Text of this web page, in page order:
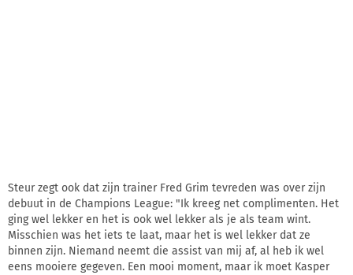
Steur zegt ook dat zijn trainer Fred Grim tevreden was over zijn
debuut in de Champions League: "Ik kreeg net complimenten. Het
ging wel lekker en het is ook wel lekker als je als team wint.
Misschien was het iets te laat, maar het is wel lekker dat ze
binnen zijn. Niemand neemt die assist van mij af, al heb ik wel
eens mooiere gegeven. Een mooi moment, maar ik moet Kasper